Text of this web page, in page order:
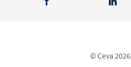
© Ceva 2026